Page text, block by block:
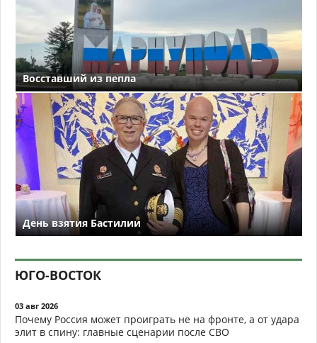
Восставший из пепла
День взятия Бастилии
ЮГО-ВОСТОК
03 авг 2026
Почему Россия может проиграть не на фронте, а от удара
элит в спину: главные сценарии после СВО